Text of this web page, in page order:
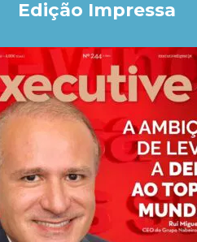
Edição Impressa